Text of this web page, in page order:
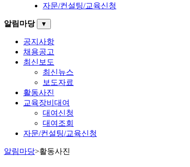
자문/컨설팅/교육신청
알림마당 ▼
공지사항
채용공고
최신보도
최신뉴스
보도자료
활동사진
교육장비대여
대여신청
대여조회
자문/컨설팅/교육신청
알림마당>활동사진